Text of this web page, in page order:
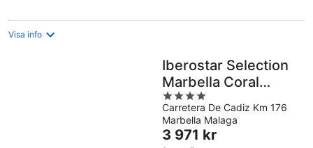
Visa info
Iberostar Selection
Marbella Coral
Beach
4
out
of
5
Carretera De Cadiz Km 176
Marbella Malaga
Priset
3 971 kr